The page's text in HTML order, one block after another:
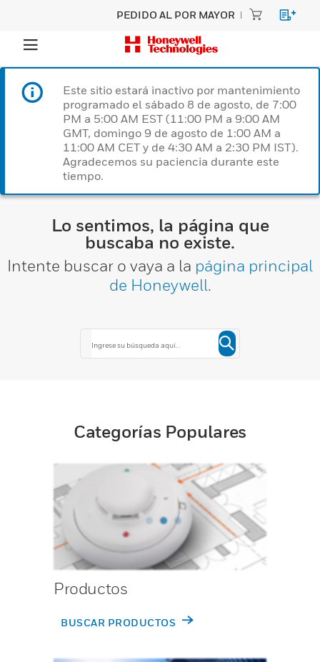
PEDIDO AL POR MAYOR
Este sitio estará inactivo por mantenimiento
programado el sábado 8 de agosto, de 7:00
PM a 5:00 AM EST (11:00 PM a 9:00 AM
GMT, domingo 9 de agosto de 1:00 AM a
11:00 AM CET y de 4:30 AM a 2:30 PM IST).
Agradecemos su paciencia durante este
tiempo.
Lo sentimos, la página que
buscaba no existe.
Intente buscar o vaya a la página principal
de Honeywell.
Categorías Populares
Productos
BUSCAR PRODUCTOS